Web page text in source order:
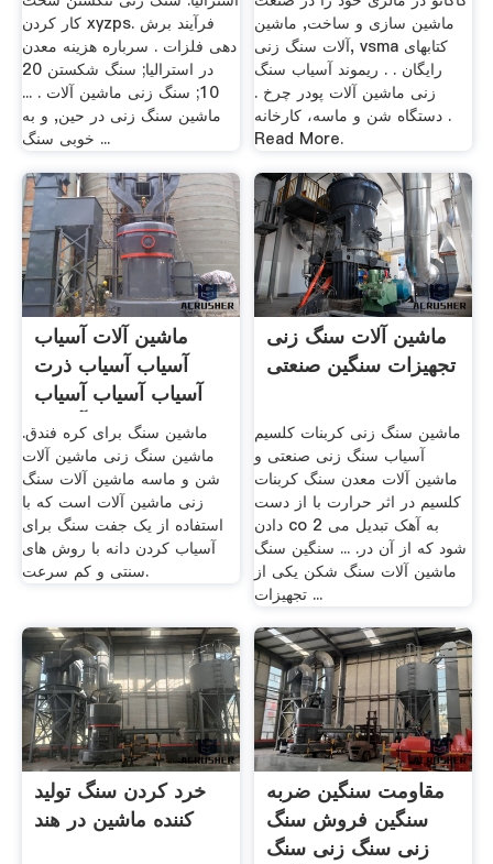
کار کردن xyzps. فرآیند برش
دهی فلزات . سرباره هزینه معدن
در استرالیا; سنگ شکستن 20
10; سنگ زنی ماشین آلات . ...
ماشین سنگ زنی در حین, و به
خوبی سنگ ...
ماشین سازی و ساخت, ماشین
آلات سنگ زنی, vsma کتابهای
رایگان . . ریموند آسیاب سنگ
زنی ماشین آلات پودر چرخ .
دستگاه شن و ماسه، کارخانه .
Read More.
ماشین آلات آسیاب
آسیاب آسیاب ذرت
آسیاب آسیاب آسیاب
آسیاب ...
ماشین سنگ برای کره فندق.
ماشین سنگ زنی ماشین آلات
شن و ماسه ماشین آلات سنگ
زنی ماشین آلات است که با
استفاده از یک جفت سنگ برای
آسیاب کردن دانه با روش های
سنتی و کم سرعت.
ماشین آلات سنگ زنی
تجهیزات سنگین صنعتی
ماشین سنگ زنی کربنات کلسیم
آسیاب سنگ زنی صنعتی و
ماشین آلات معدن سنگ کربنات
کلسیم در اثر حرارت با از دست
دادن co 2 به آهک تبدیل می
شود که از آن در. ... سنگین سنگ
ماشین آلات سنگ شکن یکی از
تجهیزات ...
خرد کردن سنگ تولید
کننده ماشین در هند
مقاومت سنگین ضربه
سنگین فروش سنگ
زنی سنگ زنی سنگ